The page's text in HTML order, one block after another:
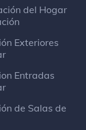
(RV)
del Hogar
Exteriores
Entradas
de Salas de